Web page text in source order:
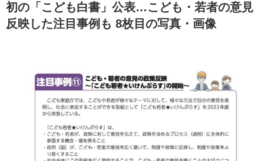
初の「こども白書」公表…こども・若者の意見
反映した注目事例も 8枚目の写真・画像